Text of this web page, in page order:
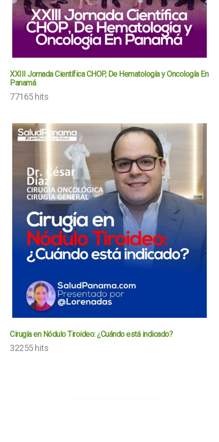
XXIII Jornada Científica CHOP, De Hematología y Oncología En
Panamá
77165 hits
Cirugía en Nódulo Tiroideo: ¿Cuándo está indicado?
32255 hits